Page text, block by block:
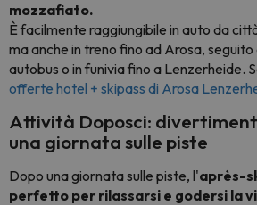
mozzafiato.
È facilmente raggiungibile in auto da
ma anche in treno fino ad Arosa, seguito
autobus o in funivia fino a Lenzerheide.
offerte hotel + skipass di Arosa
Attività Doposci:
una giornata sulle piste
Dopo una giornata sulle piste, l'après-
perfetto per rilassarsi e godersi la